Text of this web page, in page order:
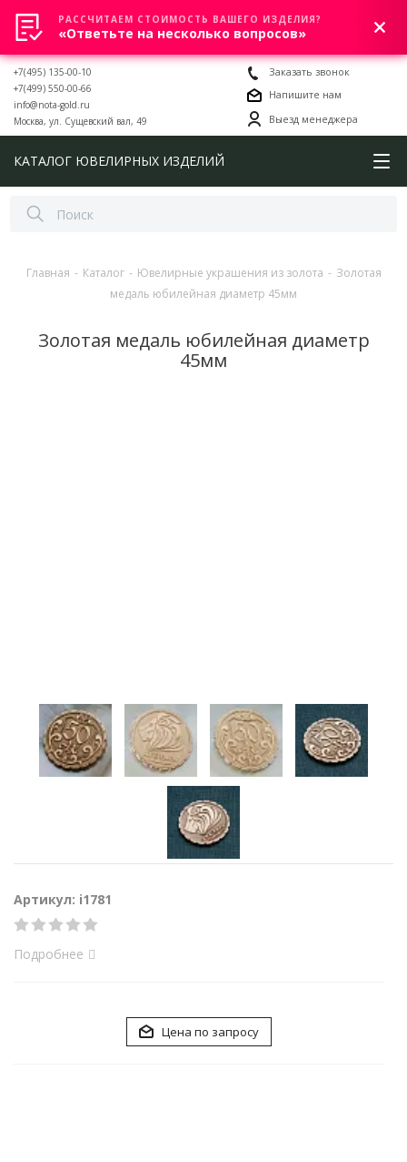
0
+7(495) 135-00-10
+7(499) 550-00-66
info@nota-gold.ru
Москва, ул. Сущевский вал, 49
Заказать звонок
Напишите нам
Выезд менеджера
КАТАЛОГ ЮВЕЛИРНЫХ ИЗДЕЛИЙ
Главная - Каталог - Ювелирные украшения из золота - Золотая
медаль юбилейная диаметр 45мм
Золотая медаль юбилейная диаметр
45мм
Артикул: i1781
Подробнее
Цена по запросу
РАССЧИТАЕМ СТОИМОСТЬ ВАШЕГО ИЗДЕЛИЯ?
«Ответьте на несколько вопросов»